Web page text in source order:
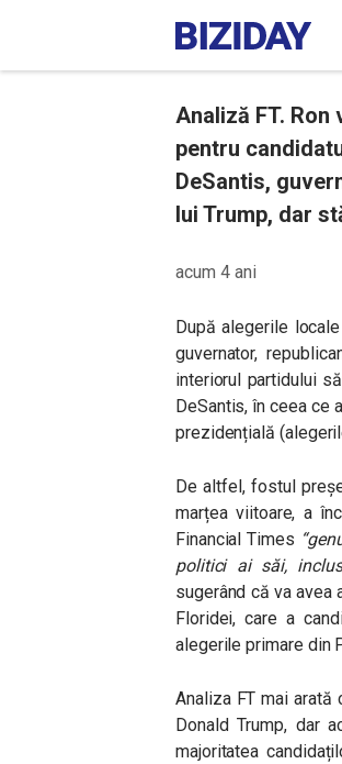
Analiză FT.
pentru
DeSantis,
lui Trump, dar
acum 4 ani
După alegerile
guvernator,
interiorul partidului
DeSantis, în ceea ce
prezidențială
De altfel, fostul
marțea viitoare, a
Financial Times
politici ai săi,
sugerând că va avea
Floridei, care a
alegerile primare din
Analiza FT mai arată
Donald Trump, dar
majoritatea